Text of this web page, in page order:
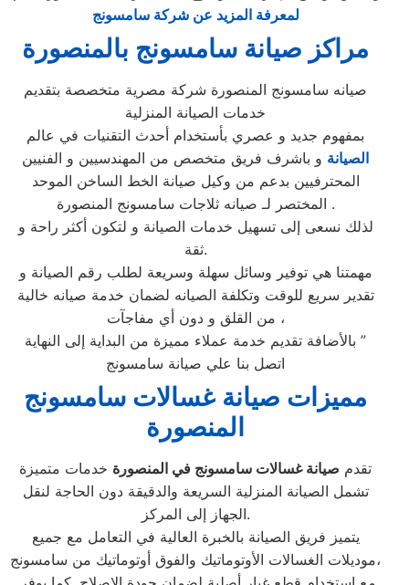
لمعرفة المزيد عن شركة سامسونج
مراكز صيانة سامسونج بالمنصورة
صيانه سامسونج المنصورة شركة مصرية متخصصة بتقديم
خدمات الصيانة المنزلية
بمفهوم جديد و عصري بأستخدام أحدث التقنيات في عالم
الصيانة و باشرف فريق متخصص من المهندسيين و الفنيين
المحترفيين بدعم من وكيل صيانة الخط الساخن الموحد
المختصر لـ صيانه ثلاجات سامسونج المنصورة .
لذلك نسعى إلى تسهيل خدمات الصيانة و لتكون أكثر راحة و
ثقة.
مهمتنا هي توفير وسائل سهلة وسريعة لطلب رقم الصيانة و
تقدير سريع للوقت وتكلفة الصيانه لضمان خدمة صيانه خالية
من القلق و دون أي مفاجآت ،
بالأضافة تقديم خدمة عملاء مميزة من البداية إلى النهاية ”
اتصل بنا علي صيانة سامسونج
مميزات صيانة غسالات سامسونج
المنصورة
تقدم صيانة غسالات سامسونج في المنصورة خدمات متميزة
تشمل الصيانة المنزلية السريعة والدقيقة دون الحاجة لنقل
الجهاز إلى المركز.
يتميز فريق الصيانة بالخبرة العالية في التعامل مع جميع
موديلات الغسالات الأوتوماتيك والفوق أوتوماتيك من سامسونج،